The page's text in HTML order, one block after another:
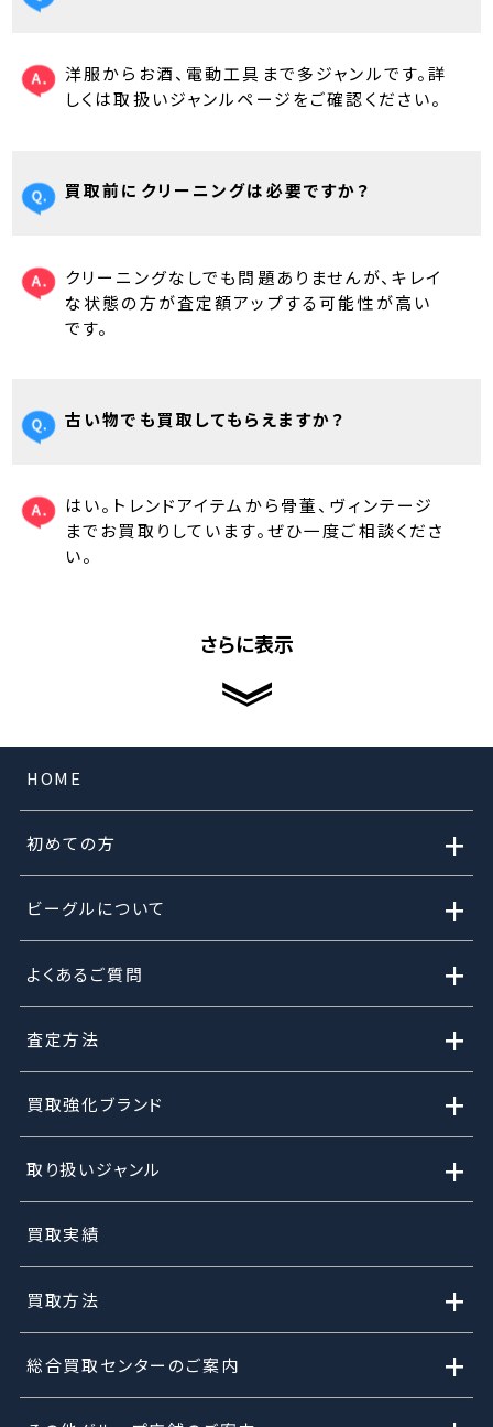
洋服からお酒、電動工具まで多ジャンルです。詳
しくは取扱いジャンルページをご確認ください。
買取前にクリーニングは必要ですか？
クリーニングなしでも問題ありませんが、キレイ
な状態の方が査定額アップする可能性が高い
です。
古い物でも買取してもらえますか？
はい。トレンドアイテムから骨董、ヴィンテージ
までお買取りしています。ぜひ一度ご相談くださ
い。
さらに表示
HOME
初めての方 +
ビーグルについて +
よくあるご質問 +
査定方法 +
買取強化ブランド +
取り扱いジャンル +
買取実績
買取方法 +
総合買取センターのご案内 +